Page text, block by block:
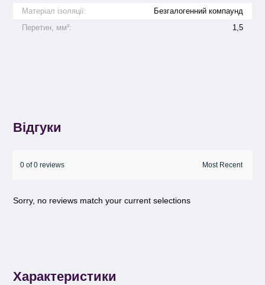
Матеріал ізоляції:
Безгалогенний компаунд
Перетин, мм²:
1,5
Відгуки
0 of 0 reviews
Sorry, no reviews match your current selections
Характеристики